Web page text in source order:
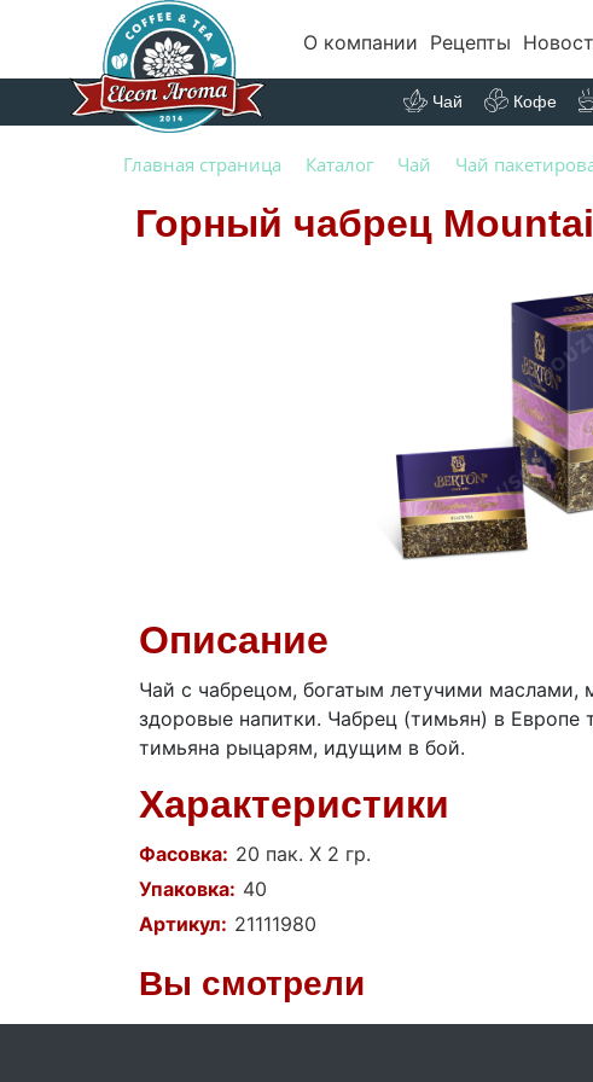
О компании Рецепты
Чай Кофе
Главная страница Каталог Чай Чай
Горный чабрец
Описание
Чай с чабрецом, богатым летучими
здоровые напитки. Чабрец (тимьян) в
тимьяна рыцарям, идущим в бой.
Характеристики
Фасовка: 20 пак. Х 2 гр.
Упаковка: 40
Артикул: 21111980
Вы смотрели